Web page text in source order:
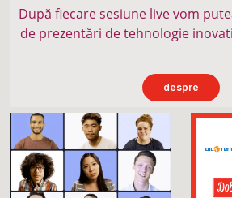
După fiecare sesiune live vom
de prezentări de tehnologie
despre